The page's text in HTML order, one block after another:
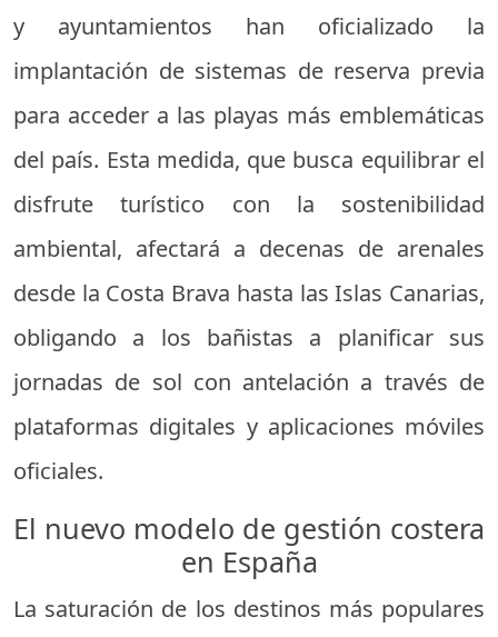
y ayuntamientos han oficializado la
implantación de sistemas de reserva previa
para acceder a las playas más emblemáticas
del país. Esta medida, que busca equilibrar el
disfrute turístico con la sostenibilidad
ambiental, afectará a decenas de arenales
desde la Costa Brava hasta las Islas Canarias,
obligando a los bañistas a planificar sus
jornadas de sol con antelación a través de
plataformas digitales y aplicaciones móviles
oficiales.
El nuevo modelo de gestión costera
en España
La saturación de los destinos más populares